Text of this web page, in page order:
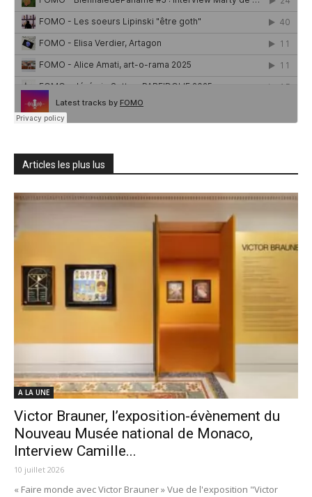
Articles les plus lus
A LA UNE
Victor Brauner, l’exposition-évènement du
Nouveau Musée national de Monaco,
Interview Camille...
10 juillet 2026
« Faire monde avec Victor Brauner » Vue de l'exposition "Victor